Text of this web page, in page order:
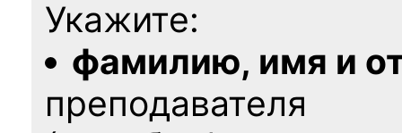
Укажите:
фамилию, имя и
преподавателя